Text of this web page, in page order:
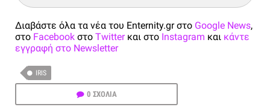
Διαβάστε όλα τα νέα του Enternity.gr στο Google News,
στο Facebook στο Twitterκαι στο Instagram και κάντε
εγγραφή στο Newsletter
IRIS
0 ΣΧΟΛΙΑ